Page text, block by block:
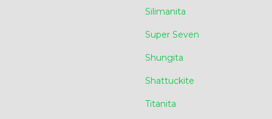
Silimanita
Super Seven
Shungita
Shattuckite
Titanita